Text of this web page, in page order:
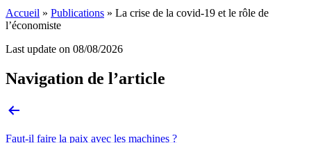
Accueil » Publications » La crise de la covid-19 et le rôle de
l’économiste
Last update on 08/08/2026
Navigation de l’article
Faut-il faire la paix avec les machines ?